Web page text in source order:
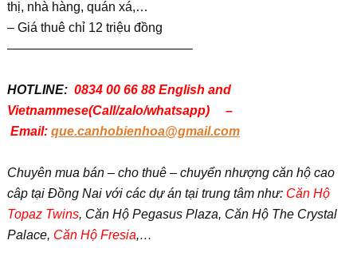
thị, nhà hàng, quán xá,…
– Giá thuê chỉ 12 triệu đồng
——————————————–
HOTLINE: 0834 00 66 88 English and
Vietnammese(Call/zalo/whatsapp) –
Email: que.canhobienhoa@gmail.com
Chuyên mua bán – cho thuê – chuyển nhượng căn hộ cao
câp tại Đồng Nai với các dự án tại trung tâm như: Căn Hộ
Topaz Twins, Căn Hộ Pegasus Plaza, Căn Hộ The Crystal
Palace, Căn Hộ Fresia,…